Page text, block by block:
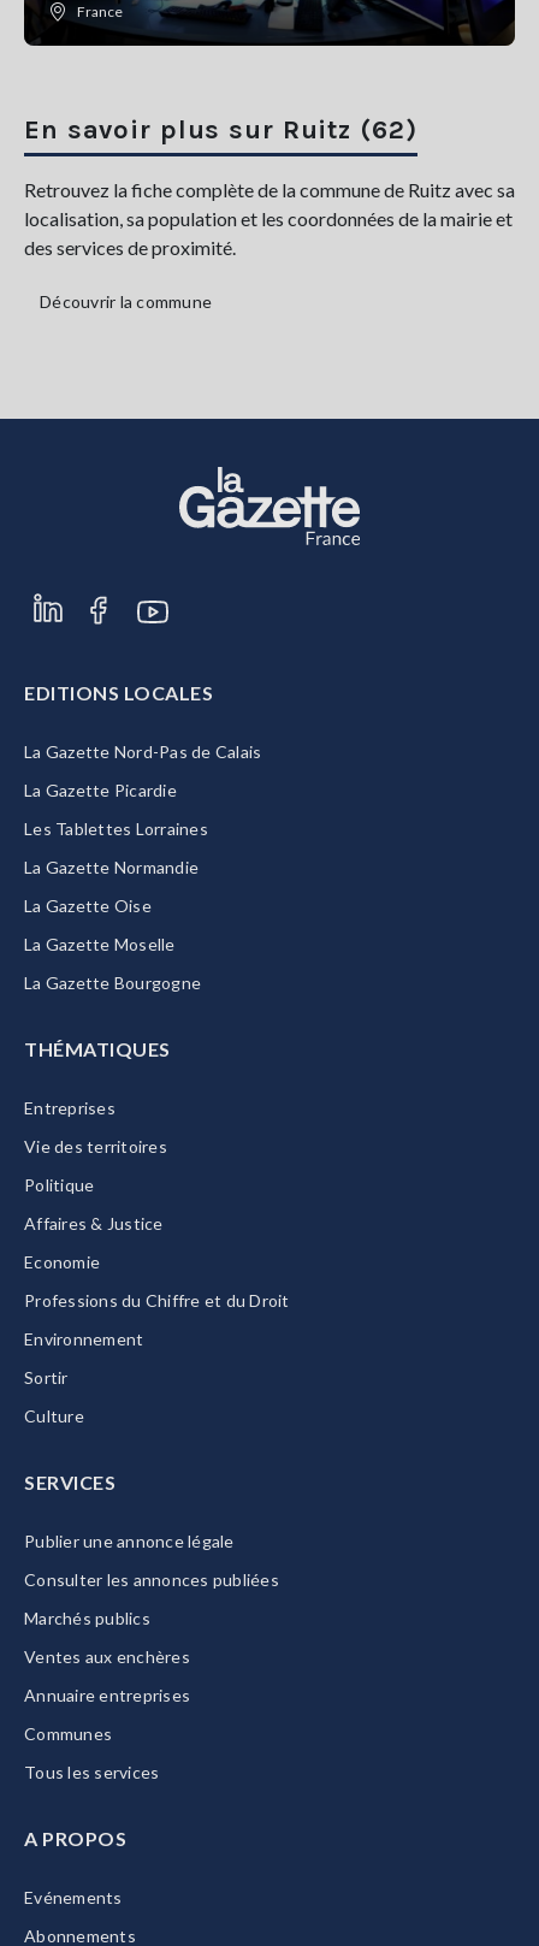
France
En savoir plus sur Ruitz (62)
Retrouvez la fiche complète de la commune de Ruitz avec sa
localisation, sa population et les coordonnées de la mairie et
des services de proximité.
Découvrir la commune
EDITIONS LOCALES
La Gazette Nord-Pas de Calais
La Gazette Picardie
Les Tablettes Lorraines
La Gazette Normandie
La Gazette Oise
La Gazette Moselle
La Gazette Bourgogne
THÉMATIQUES
Entreprises
Vie des territoires
Politique
Affaires & Justice
Economie
Professions du Chiffre et du Droit
Environnement
Sortir
Culture
SERVICES
Publier une annonce légale
Consulter les annonces publiées
Marchés publics
Ventes aux enchères
Annuaire entreprises
Communes
Tous les services
A PROPOS
Evénements
Abonnements